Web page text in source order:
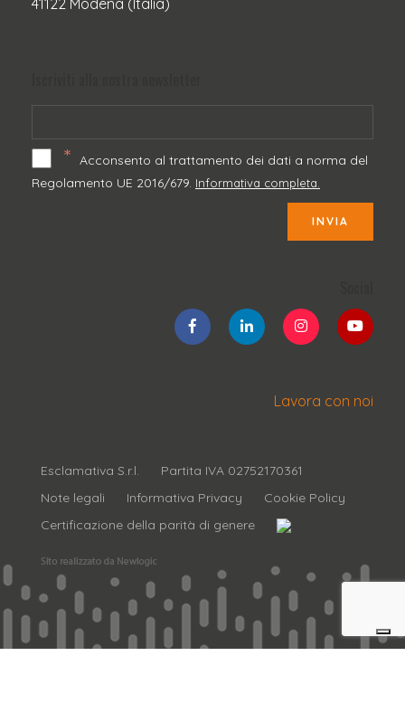
41122 Modena (Italia)
* Acconsento al trattamento dei dati a norma del
Regolamento UE 2016/679. Informativa completa.
INVIA
Lavora con noi
Esclamativa S.r.l.
Partita IVA 02752170361
Note legali
Informativa Privacy
Cookie Policy
Certificazione della parità di genere